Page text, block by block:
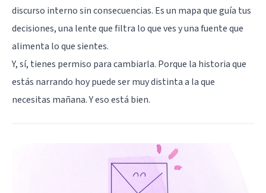
discurso interno sin consecuencias. Es un mapa que guía tus
decisiones, una lente que filtra lo que ves y una fuente que
alimenta lo que sientes.
Y, sí, tienes permiso para cambiarla. Porque la historia que
estás narrando hoy puede ser muy distinta a la que
necesitas mañana. Y eso está bien.